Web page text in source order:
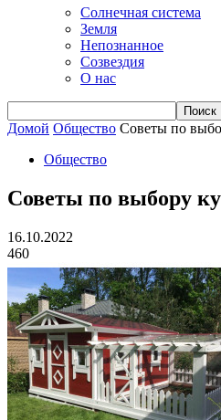
Солнечная система
Земля
Непознанное
Созвездия
О нас
Домой Общество Советы по
Общество
Советы по выбору
16.10.2022
460